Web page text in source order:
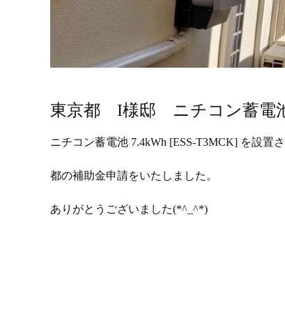
東京都 I様邸 ニチコン蓄電
ニチコン蓄電池 7.4kWh [ESS-T3MCK] を設置
都の補助金申請をいたしました。
ありがとうございました(*^_^*)